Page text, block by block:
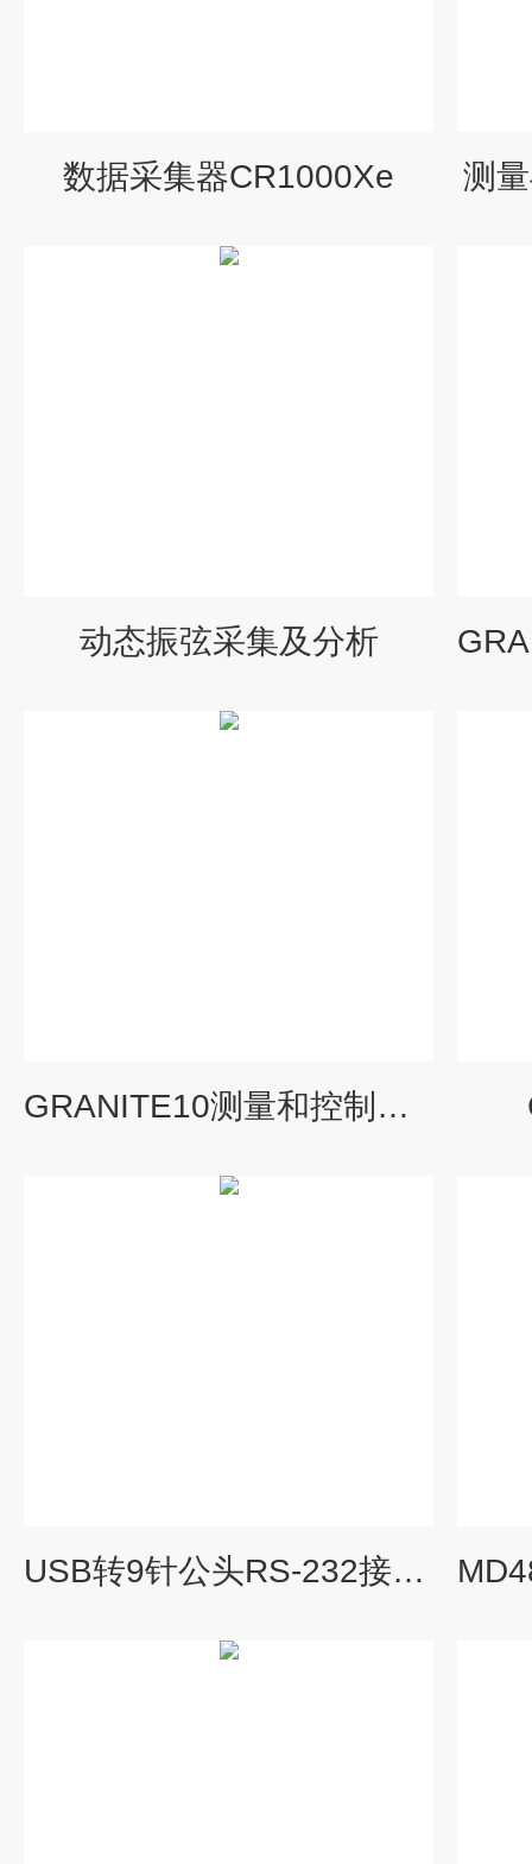
数据采集器CR1000Xe 测
动态振弦采集及分析
GRANITE10测量和控制数据采集系统
USB转9针公头RS-232接口线缆（USB设备）